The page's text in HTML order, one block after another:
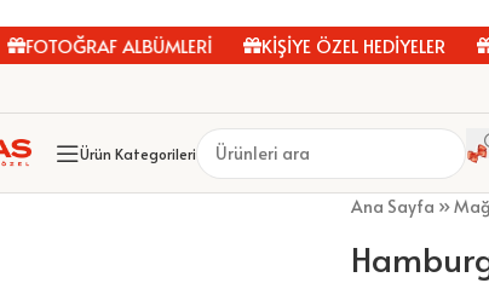
FOTOĞRAF ALBÜMLERİ KİŞİYE ÖZEL HEDİYELER
Ürün Kategorileri
Ana Sayfa »